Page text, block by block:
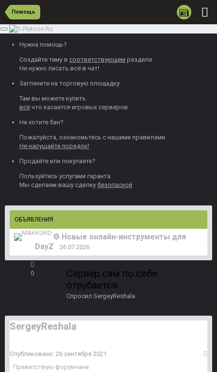
Помощь
Нужна помощь?
Создайте тему в соответствующем разделе
Не нужно писать всё в чат!
Загляните на торговую площадку
Там вы можете купить
всё что касается игровых серверов
Не хотите бан?
Пожалуйста, ознакомьтесь с нашими правилами
Не нарушайте порядок!
Продаёте или покупаете?
Пользуйтесь услугами гаранта
Мы сделаем вашу сделку безопасной
ОБЪЯВЛЕНИЯ
⚙️ Новые онлайн-инструменты для
DayZ
26.07.2026
0
Сервер сам по себе
отрубается.
Спросил SergeyReshala
SergeyReshala
Опубликовано: 26 сентября 2021
Приветствую форумчане.